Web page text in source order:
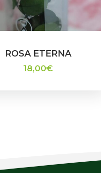
ROSA ETERNA
18,00€